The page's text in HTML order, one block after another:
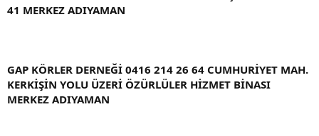
41 MERKEZ ADIYAMAN
GAP KÖRLER DERNEĞİ 0416 214 26 64 CUMHURİYET MAH.
KERKİŞİN YOLU ÜZERİ ÖZÜRLÜLER HİZMET BİNASI
MERKEZ ADIYAMAN